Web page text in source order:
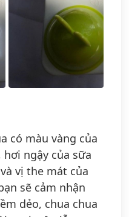
có màu vàng của
ngậy của sữa
vị the mát của
sẽ cảm nhận
dẻo, chua chua